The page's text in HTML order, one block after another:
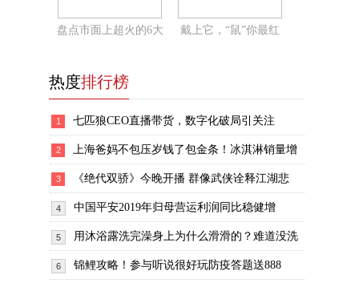
盘点市面上超火的6大 戴上它，“鼠”你最红
热度排行榜
1 七匹狼CEO直播带货，数字化破局引关注
2 上海爸妈不包压岁钱了包金条！冰淇淋销量增
3 《绝代双骄》今晚开播 群像武侠诠释江湖悲
4 中国平安2019年归母营运利润同比稳健增
5 用沐浴露洗完澡身上为什么滑滑的？难道没洗
6 锦鲤攻略！参与听说很好玩防疫答题送888